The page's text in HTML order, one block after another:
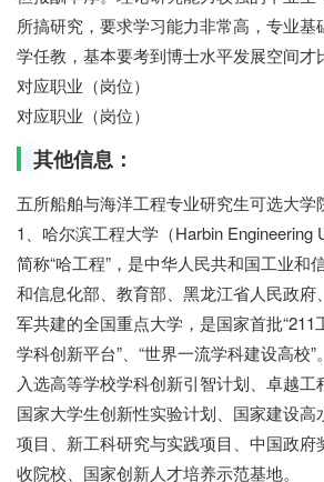
所搞研究，要求学习能力非常高，专业基
学任教，基本要考到博士水平发展空间才
对应职业（岗位）
对应职业（岗位）
其他信息：
五所船舶与海洋工程专业研究生可选大学
1、哈尔滨工程大学（Harbin Engineering
简称“哈工程”，是中华人民共和国工业和
和信息化部、教育部、黑龙江省人民政府
军共建的全国重点大学，是国家首批“211
学科创新平台”、“世界一流学科建设高校”。
入选高等学校学科创新引智计划、卓越工
国家大学生创新性实验计划、国家建设高
项目、新工科研究与实践项目、中国政府
收院校、国家创新人才培养示范基地。